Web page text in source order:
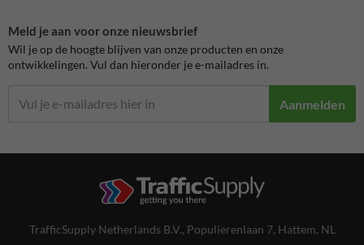
Meld je aan voor onze nieuwsbrief
Wil je op de hoogte blijven van onze producten en onze
ontwikkelingen. Vul dan hieronder je e-mailadres in.
Aanmelden
TrafficSupply Netherlands B.V., Populierenlaan 7, Hattem, NL